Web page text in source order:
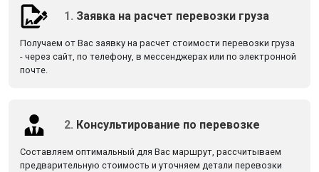
1. Заявка на расчет перевозки груза
Получаем от Вас заявку на расчет стоимости перевозки груза
- через сайт, по телефону, в мессенджерах или по электронной
почте.
2. Консультирование по перевозке
Составляем оптимальный для Вас маршрут, рассчитываем
предварительную стоимость и уточняем детали перевозки